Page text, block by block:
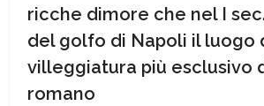
ricche dimore che nel I
del golfo di Napoli il luogo
villeggiatura più esclusivo
romano